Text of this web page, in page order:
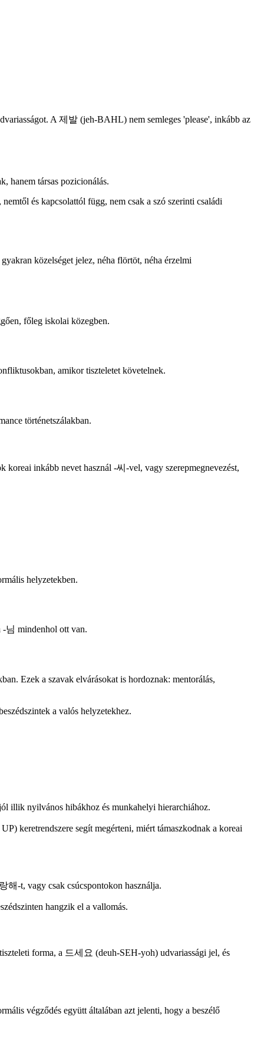
A 제발 (jeh-BAHL) nem semleges 'please', inkább az
hanem társas pozicionálás.
és kapcsolattól függ, nem csak a szó szerinti családi
közelséget jelez, néha flörtöt, néha érzelmi
főleg iskolai közegben.
amikor tiszteletet követelnek.
történetszálakban.
inkább nevet használ -씨-vel, vagy szerepmegnevezést,
helyzetekben.
-님 mindenhol ott van.
Ezek a szavak elvárásokat is hordoznak: mentorálás,
a valós helyzetekhez.
illik nyilvános hibákhoz és munkahelyi hierarchiához.
keretrendszere segít megérteni, miért támaszkodnak a koreai
-t, vagy csak csúcspontokon használja.
hangzik el a vallomás.
forma, a 드세요 (deuh-SEH-yoh) udvariassági jel, és
végződés együtt általában azt jelenti, hogy a beszélő